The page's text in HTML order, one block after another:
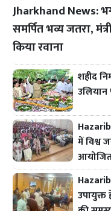
Jharkhand News:
समर्पित भव्य जतरा,
किया रवाना
शहीद
उलियान
में विश्व
उपायुक्त